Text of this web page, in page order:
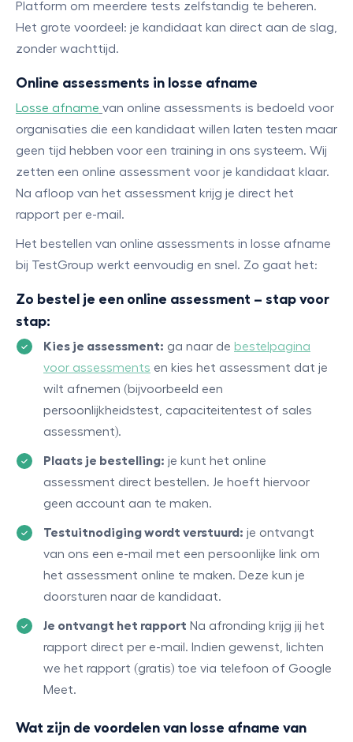
Platform om meerdere tests zelfstandig te beheren.
Het grote voordeel: je kandidaat kan direct aan de slag,
zonder wachttijd.
Online assessments in losse afname
Losse afname van online assessments is bedoeld voor
organisaties die een kandidaat willen laten testen maar
geen tijd hebben voor een training in ons systeem. Wij
zetten een online assessment voor je kandidaat klaar.
Na afloop van het assessment krijg je direct het
rapport per e-mail.
Het bestellen van online assessments in losse afname
bij TestGroup werkt eenvoudig en snel. Zo gaat het:
Zo bestel je een online assessment – stap voor
stap:
Kies je assessment: ga naar de bestelpagina
voor assessments en kies het assessment dat je
wilt afnemen (bijvoorbeeld een
persoonlijkheidstest, capaciteitentest of sales
assessment).
Plaats je bestelling: je kunt het online
assessment direct bestellen. Je hoeft hiervoor
geen account aan te maken.
Testuitnodiging wordt verstuurd: je ontvangt
van ons een e-mail met een persoonlijke link om
het assessment online te maken. Deze kun je
doorsturen naar de kandidaat.
Je ontvangt het rapport Na afronding krijg jij het
rapport direct per e-mail. Indien gewenst, lichten
we het rapport (gratis) toe via telefoon of Google
Meet.
Wat zijn de voordelen van losse afname van